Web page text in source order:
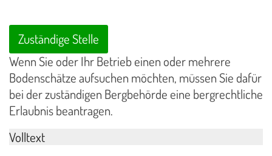
Zuständige Stelle
Wenn Sie oder Ihr Betrieb einen oder mehrere
Bodenschätze aufsuchen möchten, müssen Sie dafür
bei der zuständigen Bergbehörde eine bergrechtliche
Erlaubnis beantragen.
Volltext